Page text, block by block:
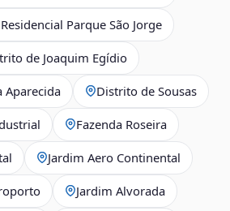
Parque São Jorge
de Joaquim Egídio
Aparecida Distrito de Sousas
Fazenda Roseira
Jardim Aero Continental
Jardim Alvorada